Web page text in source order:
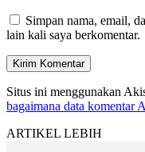
Simpan nama, email,
lain kali saya berkomentar.
Situs ini menggunakan
bagaimana data komentar
ARTIKEL LEBIH